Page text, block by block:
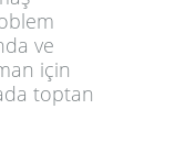
ve
için
toptan